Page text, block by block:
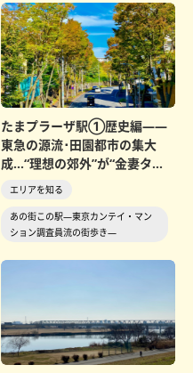
たまプラーザ駅①歴史編――
東急の源流･田園都市の集大
成…“理想の郊外”が“金妻タウ
ン”になるまで(横...
エリアを知る
あの街この駅―東京カンテイ・マン
ション調査員流の街歩き―